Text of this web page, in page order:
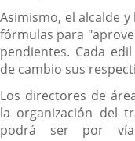
Asimismo, el alcalde
fórmulas para
pendientes. Cada
de cambio sus
Los directores de
la organización del
podrá ser por vía